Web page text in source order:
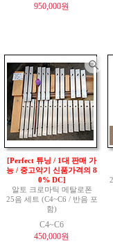
950,000원
[Perfect 튜닝 / 1대 판매 가
능 / 중고악기 신품가격의 8
0% DC]
알토 크로마틱 메탈로폰
25음 세트 (C4~C6 / 반음 포
함)
C4~C6
450,000원